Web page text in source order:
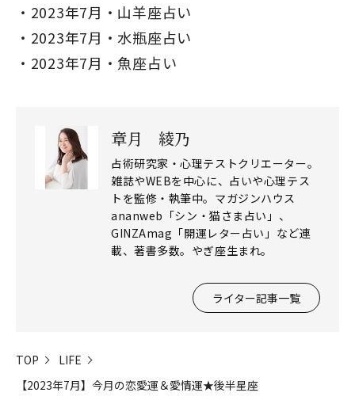
2023年7月・山羊座占い
2023年7月・水瓶座占い
2023年7月・魚座占い
章月 綾乃
占術研究家・心理テストクリエーター。
雑誌やWEBを中心に、占いや心理テス
トを監修・執筆中。マガジンハウス
ananweb「シン・猫さま占い」、
GINZAmag「開運レター占い」など連
載、著書多数。やぎ座生まれ。
ライター記事一覧
TOP
LIFE
【2023年7月】今月の恋愛運＆愛情運★後半星座